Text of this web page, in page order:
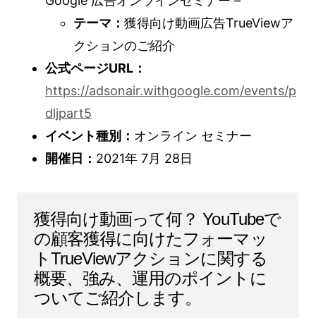
テーマ： 獲得向け動画広告TrueViewア
クションのご紹介
公式ページURL：
https://adsonair.withgoogle.com/events/p
dljpart5
イベント種別： オンライン セミナー
開催日： 2021年 7月 28日
獲得向け動画って何？ YouTubeで
の顧客獲得に向けたフォーマッ
トTrueViewアクションに関する
概要、強み、運用のポイントに
ついてご紹介します。